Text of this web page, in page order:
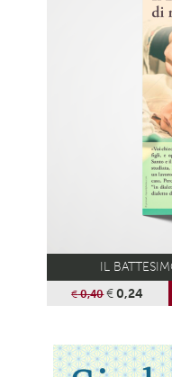
IL
€0,40 €0,24